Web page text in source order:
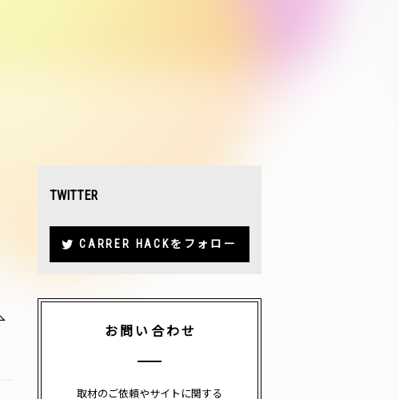
TWITTER
CARRER HACKをフォロー
お問い合わせ
取材のご依頼やサイトに関する